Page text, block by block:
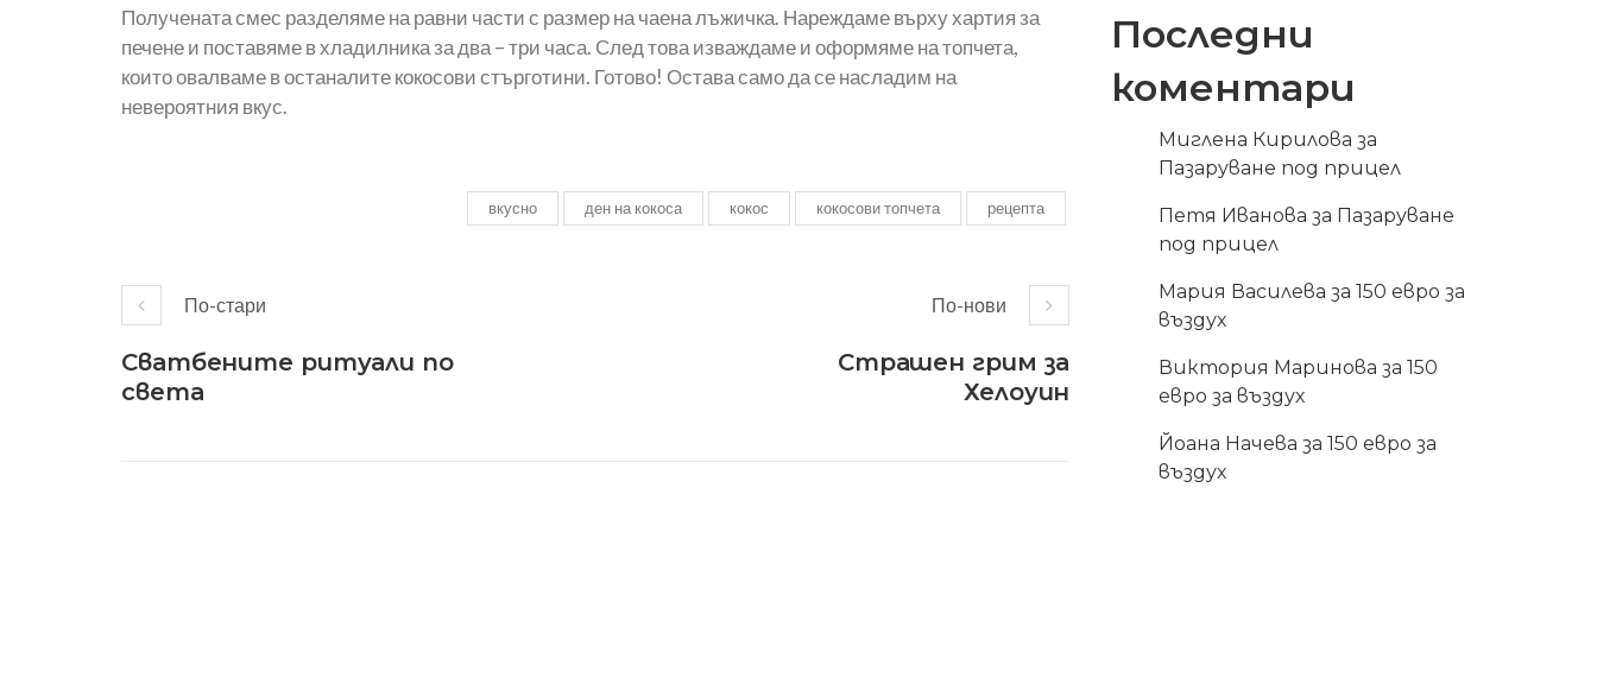
Получената смес разделяме на равни части с размер на чаена лъжичка. Нареждаме върху хартия за
печене и поставяме в хладилника за два – три часа. След това изваждаме и оформяме на топчета,
които овалваме в останалите кокосови стърготини. Готово! Остава само да се насладим на
невероятния вкус.
вкусно ден на кокоса кокос кокосови топчета рецепта
По-стари
Сватбените ритуали по
света
По-нови
Страшен грим за
Хелоуин
Последни
коментари
Миглена Кирилова за
Пазаруване под прицел
Петя Иванова за Пазаруване
под прицел
Мария Василева за150 евро за
въздух
Виктория Маринова за150
евро за въздух
Йоана Начева за150 евро за
въздух